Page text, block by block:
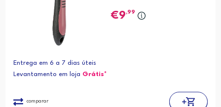
9,99
Entrega em 6 a 7 dias úteis
Levantamento em loja Grátis*
comparar